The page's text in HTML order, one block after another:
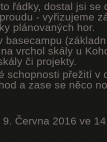
řádky, dostal jsi se
- vyřizujeme
plánovaných hor.
basecampu
vrchol skály u
či projekty.
schopnosti přežití v
a zase se něco
Června 2016 ve